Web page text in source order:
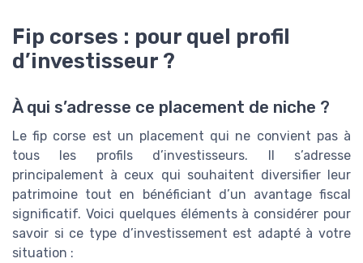
Fip corses : pour quel profil
d’investisseur ?
À qui s’adresse ce placement de niche ?
Le fip corse est un placement qui ne convient pas à
tous les profils d’investisseurs. Il s’adresse
principalement à ceux qui souhaitent diversifier leur
patrimoine tout en bénéficiant d’un avantage fiscal
significatif. Voici quelques éléments à considérer pour
savoir si ce type d’investissement est adapté à votre
situation :